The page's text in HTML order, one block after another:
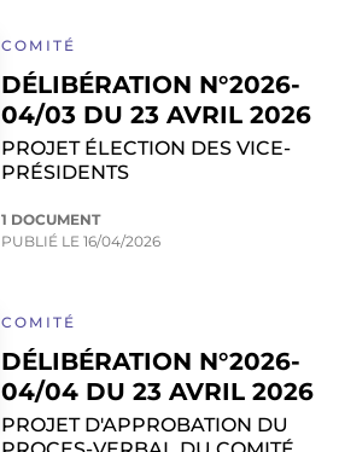
COMITÉ
DÉLIBÉRATION N°2026-
04/03 DU 23 AVRIL 2026
PROJET ÉLECTION DES VICE-
PRÉSIDENTS
1 DOCUMENT
PUBLIÉ LE16/04/2026
COMITÉ
DÉLIBÉRATION N°2026-
04/04 DU 23 AVRIL 2026
PROJET D'APPROBATION DU